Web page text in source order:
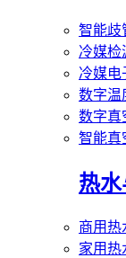
智能歧
冷媒检
冷媒电
数字温
数字真
智能真
热
商用热
家用热